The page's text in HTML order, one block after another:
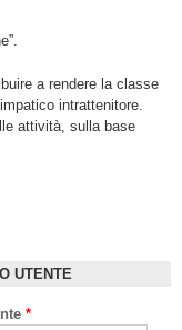
a rendere la classe
intrattenitore.
attività, sulla base
UTENTE
*